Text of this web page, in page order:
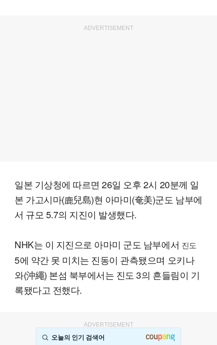
ADVERTISEMENT
일본 기상청에 따르면 26일 오후 2시 20분께 일
본 가고시마(鹿兒島)현 아마미(奄美)군도 남부에
서 규모 5.7의 지진이 발생했다.
NHK는 이 지진으로 아마미 군도 남부에서 진도
5에 약간 못 미치는 진동이 관측됐으며 오키나
와(沖繩) 본섬 북부에서는 진도 3의 흔들림이 기
록됐다고 전했다.
ADVERTISEMENT